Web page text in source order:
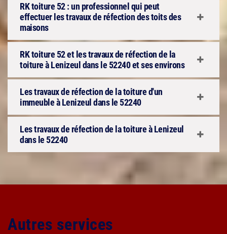
RK toiture 52 : un professionnel qui peut
effectuer les travaux de réfection des toits des
maisons
RK toiture 52 et les travaux de réfection de la
toiture à Lenizeul dans le 52240 et ses environs
Les travaux de réfection de la toiture d'un
immeuble à Lenizeul dans le 52240
Les travaux de réfection de la toiture à Lenizeul
dans le 52240
Autres services